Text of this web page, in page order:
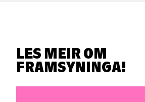
LES MEIR OM
FRAMSYNINGA!